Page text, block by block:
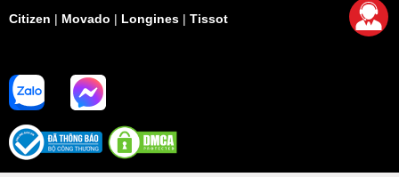
Citizen | Movado | Longines | Tissot